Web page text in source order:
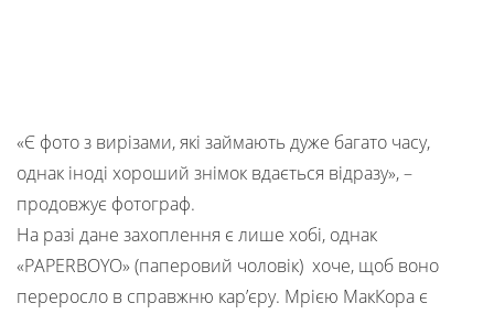
«Є фото з вирізами, які займають дуже багато часу,
однак іноді хороший знімок вдається відразу», –
продовжує фотограф.
На разі дане захоплення є лише хобі, однак
«PAPERBOYO» (паперовий чоловік) хоче, щоб воно
переросло в справжню кар’єру. Мрією МакКора є